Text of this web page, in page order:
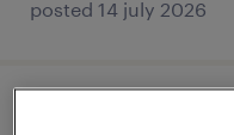
posted 14 july 2026